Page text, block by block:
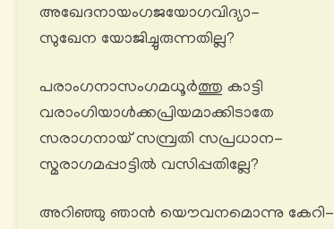
അഖേദനായംഗജയോഗവിദ്യാ-
സുഖേന യോജിച്ചുരുന്നതില്ല?
പരാംഗനാസംഗമധൂര്‍ത്തു കാട്ടി
വരാംഗിയാള്‍ക്കപ്രിയമാക്കിടാതേ
സരാഗനായ് സമ്പ്രതി സപ്രധാന-
സ്മരാഗമപ്പാട്ടിൽ വസിപ്പതില്ലേ?
അറിഞ്ഞു ഞാൻ യൌവനമൊന്നു കേറി-